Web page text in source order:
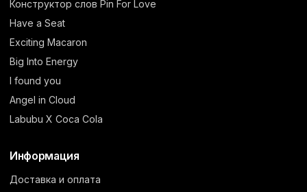
Конструктор слов Pin For Love
Have a Seat
Exciting Macaron
Big Into Energy
I found you
Angel in Cloud
Labubu X Coca Cola
Информация
Доставка и оплата